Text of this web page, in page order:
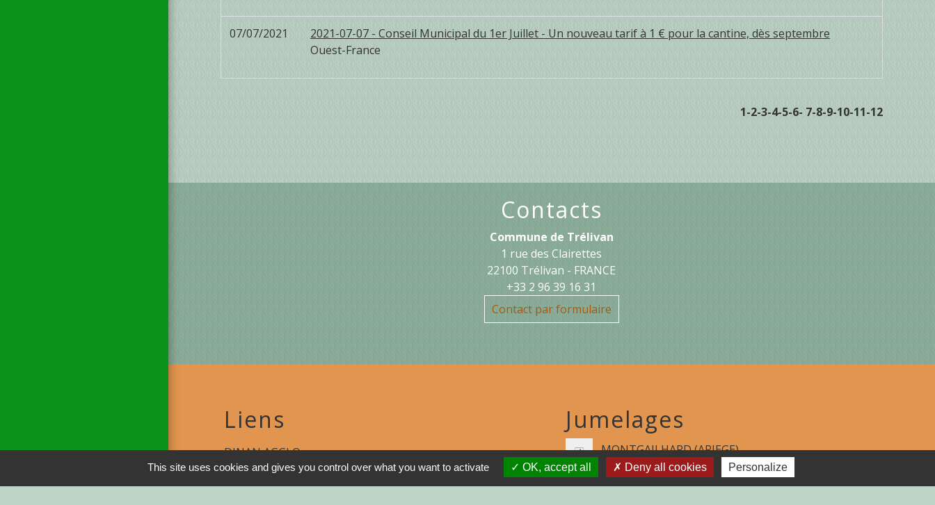
07/07/2021
2021-07-07 - Conseil Municipal du 1er Juillet - Un nouveau tarif à 1 € pour la cantine, dès septembre
Ouest-France
1-2-3-4-5-6- 7-8-9-10-11-12
Contacts
Commune de Trélivan
1 rue des Clairettes
22100 Trélivan - FRANCE
+33 2 96 39 16 31
Contact par formulaire
Liens
DINAN AGGLO
Jumelages
MONTGAILHARD (ARIEGE)
This site uses cookies and gives you control over what you want to activate OK, accept all Deny all cookies Personalize